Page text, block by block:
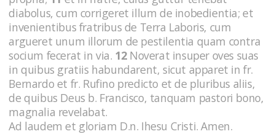
diabolus, cum corrigeret illum de inobedientia; et
invenientibus fratribus de Terra Laboris, cum
argueret unum illorum de pestilentia quam contra
socium fecerat in via. 12Noverat insuper oves suas
in quibus gratiis habundarent, sicut apparet in fr.
Bernardo et fr. Rufino predicto et de pluribus aliis,
de quibus Deus b. Francisco, tanquam pastori bono,
magnalia revelabat.
Ad laudem et gloriam D.n. Ihesu Cristi. Amen.